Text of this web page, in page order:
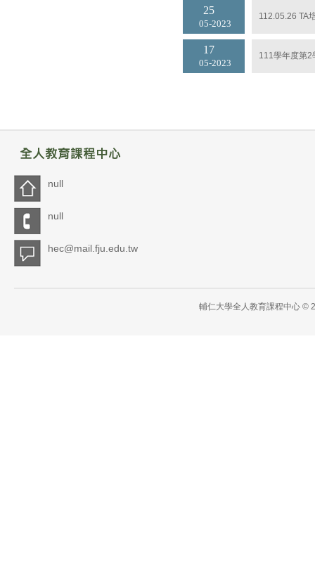
05 2023
25 112.05.26 TA
05 2023
17 111學年度第2
null
null
hec@mail.fju.edu.tw
輔仁大學全人教育課程中心 ©